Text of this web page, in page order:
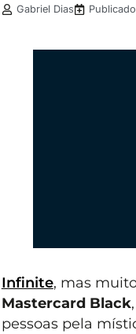
Gabriel Dias
Infinite, mas
Mastercard Black
pessoas pela